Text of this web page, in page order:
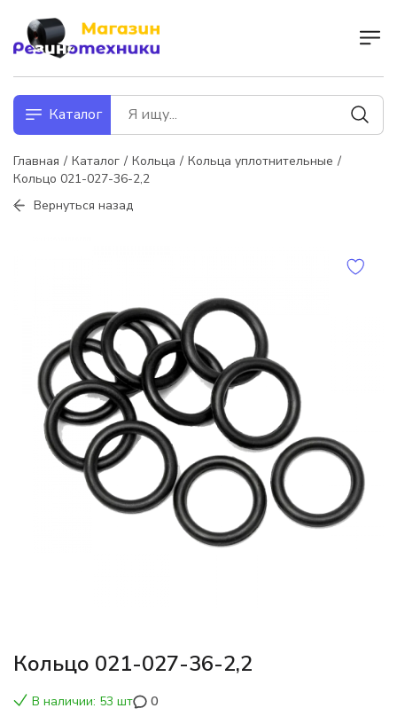
Каталог
Главная Каталог Кольца
Кольца уплотнительные
Кольцо 021-027-36-2,2
Вернуться назад
Кольцо 021-027-36-2,2
В наличии: 53 шт 0